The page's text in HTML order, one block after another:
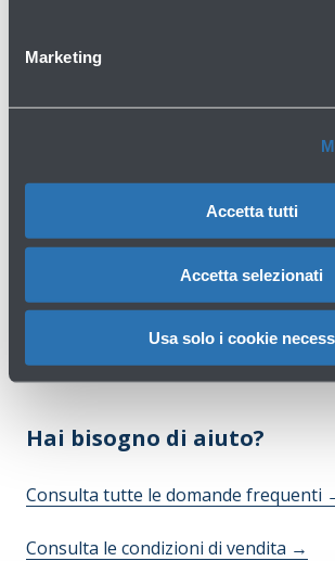
Marketing
Accetta tutti
Accetta selezionati
Usa solo i cookie
Armani Exchange -
Hai bisogno di aiuto?
Consulta tutte le domande frequenti
Consulta le condizioni di vendita →